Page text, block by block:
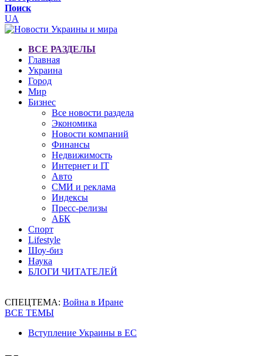
Поиск
UA
ВСЕ РАЗДЕЛЫ
Главная
Украина
Город
Мир
Бизнес
Все новости раздела
Экономика
Новости компаний
Финансы
Недвижимость
Интернет и IT
Авто
СМИ и реклама
Индексы
Пресс-релизы
АБК
Спорт
Lifestyle
Шоу-биз
Наука
БЛОГИ ЧИТАТЕЛЕЙ
СПЕЦТЕМА: Война в Иране
ВСЕ ТЕМЫ
Вступление Украины в ЕС